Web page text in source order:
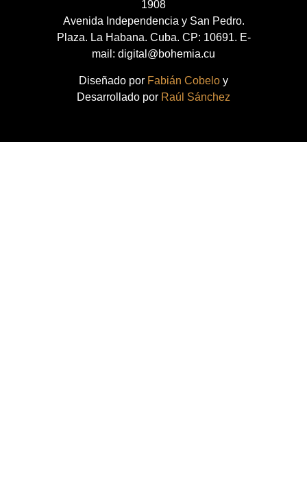
1908
Avenida Independencia y San Pedro.
Plaza. La Habana. Cuba. CP: 10691. E-
mail: digital@bohemia.cu
Diseñado por Fabián Cobelo y
Desarrollado por Raúl Sánchez